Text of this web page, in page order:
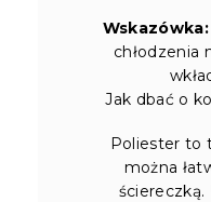
Wskazówka:
chłodzenia
Jak dbać o
Poliester to
można
ściereczką.